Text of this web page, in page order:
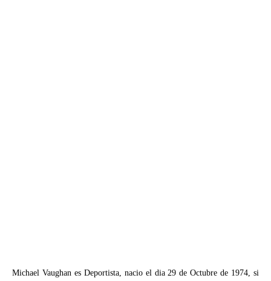
Michael Vaughan es Deportista, nacio el dia 29 de Octubre de 1974, si